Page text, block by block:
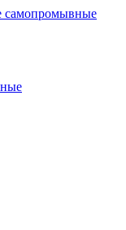
самопромывные